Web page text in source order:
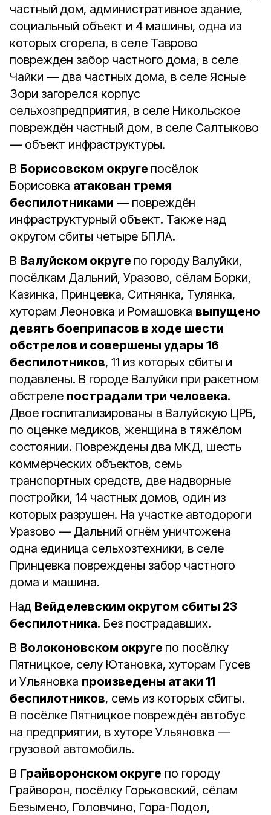
частный дом, административное здание,
социальный объект и 4 машины, одна из
которых сгорела, в селе Таврово
поврежден забор частного дома, в селе
Чайки — два частных дома, в селе Ясные
Зори загорелся корпус
сельхозпредприятия, в селе Никольское
повреждён частный дом, в селе Салтыково
— объект инфраструктуры.
В Борисовском округе посёлок
Борисовка атакован тремя
беспилотниками — повреждён
инфраструктурный объект. Также над
округом сбиты четыре БПЛА.
В Валуйском округе по городу Валуйки,
посёлкам Дальний, Уразово, сёлам Борки,
Казинка, Принцевка, Ситнянка, Тулянка,
хуторам Леоновка и Ромашовка выпущено
девять боеприпасов в ходе шести
обстрелов и совершены удары 16
беспилотников, 11 из которых сбиты и
подавлены. В городе Валуйки при ракетном
обстреле пострадали три человека.
Двое госпитализированы в Валуйскую ЦРБ,
по оценке медиков, женщина в тяжёлом
состоянии. Повреждены два МКД, шесть
коммерческих объектов, семь
транспортных средств, две надворные
постройки, 14 частных домов, один из
которых разрушен. На участке автодороги
Уразово — Дальний огнём уничтожена
одна единица сельхозтехники, в селе
Принцевка повреждены забор частного
дома и машина.
Над Вейделевским округом сбиты 23
беспилотника. Без пострадавших.
В Волоконовском округе по посёлку
Пятницкое, селу Ютановка, хуторам Гусев
и Ульяновка произведены атаки 11
беспилотников, семь из которых сбиты.
В посёлке Пятницкое повреждён автобус
на предприятии, в хуторе Ульяновка —
грузовой автомобиль.
В Грайворонском округе по городу
Грайворон, посёлку Горьковский, сёлам
Безымено, Головчино, Гора-Подол,